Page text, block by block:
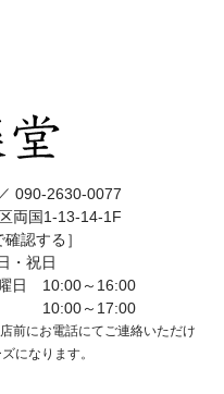
090-2630-0077
両国1-13-14-1F
認する］
・祝日
日 10:00～16:00
～17:00
前にお電話にてご連絡いただけ
になります。